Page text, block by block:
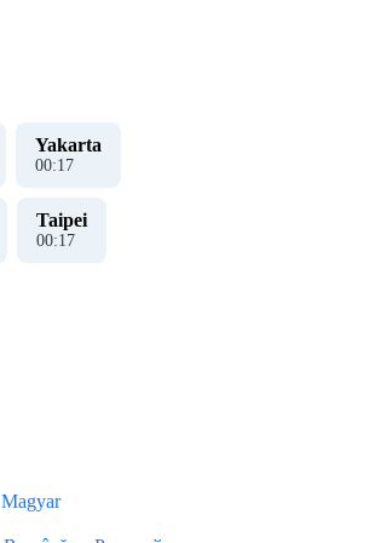
Yakarta
00:18
Taipei
00:18
Magyar